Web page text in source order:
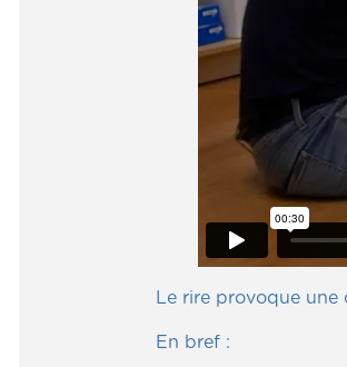
Le rire provoque une
En bref :